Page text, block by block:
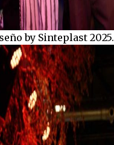
by Sinteplast 2025.